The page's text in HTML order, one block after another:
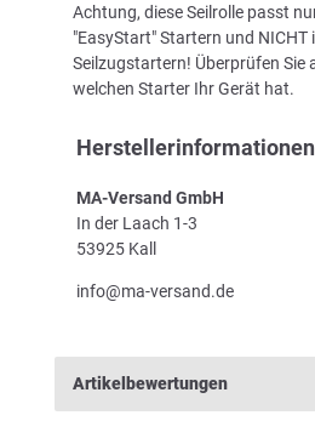
Achtung, diese Seilrolle passt
"EasyStart" Startern und NICHT
Seilzugstartern! Überprüfen Sie
welchen Starter Ihr Gerät hat.
Herstellerinformationen
MA-Versand GmbH
In der Laach 1-3
53925 Kall
info@ma-versand.de
Artikelbewertungen